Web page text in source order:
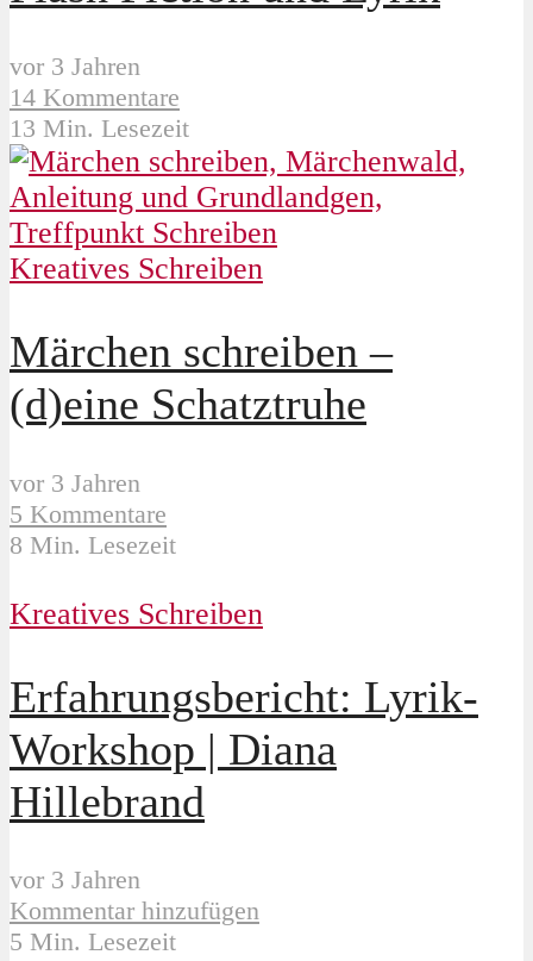
vor 3 Jahren
14 Kommentare
13 Min. Lesezeit
Kreatives Schreiben
Märchen schreiben –
(d)eine Schatztruhe
vor 3 Jahren
5 Kommentare
8 Min. Lesezeit
Kreatives Schreiben
Erfahrungsbericht: Lyrik-
Workshop | Diana
Hillebrand
vor 3 Jahren
Kommentar hinzufügen
5 Min. Lesezeit